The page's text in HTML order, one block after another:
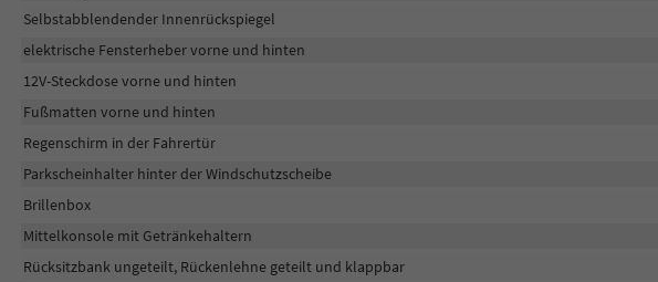
Selbstabblendender Innenrückspiegel
elektrische Fensterheber vorne und hinten
12V-Steckdose vorne und hinten
Fußmatten vorne und hinten
Regenschirm in der Fahrertür
Parkscheinhalter hinter der Windschutzscheibe
Brillenbox
Mittelkonsole mit Getränkehaltern
Rücksitzbank ungeteilt, Rückenlehne geteilt und klappbar